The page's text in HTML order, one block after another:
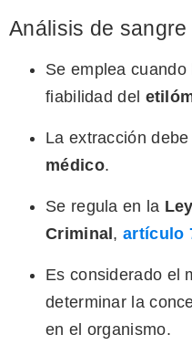
Análisis de sangre
Se emplea
fiabilidad del
La extracción
médico.
Se regula en la
Criminal ,artículo
Es considerado el
determinar la
en el organismo.